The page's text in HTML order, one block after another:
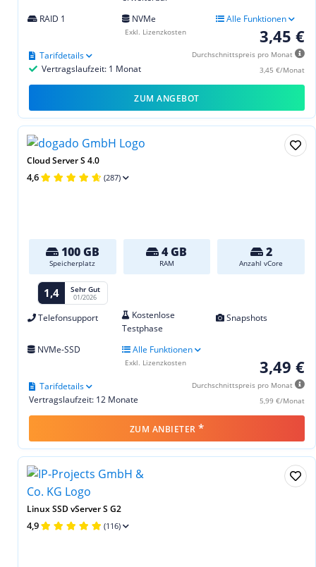
RAID 1
NVMe Alle Funktionen
3,45 €
Durchschnittspreis pro Monat
3,45 €/Monat
Vertragslaufzeit: 1 Monat
Tarifdetails
Exkl. Lizenzkosten
ZUM ANGEBOT
Cloud Server S 4.0
4,6 (287)
100 GB
Speicherplatz
4 GB
RAM
2
Anzahl vCore
1,4 Sehr Gut
01/2026
Telefonsupport
Kostenlose
Testphase
Snapshots
NVMe-SSD Alle Funktionen
3,49 €
Durchschnittspreis pro Monat
5,99 €/Monat
Vertragslaufzeit: 12 Monate
Tarifdetails
Exkl. Lizenzkosten
ZUM ANBIETER *
Linux SSD vServer S G2
4,9 (116)